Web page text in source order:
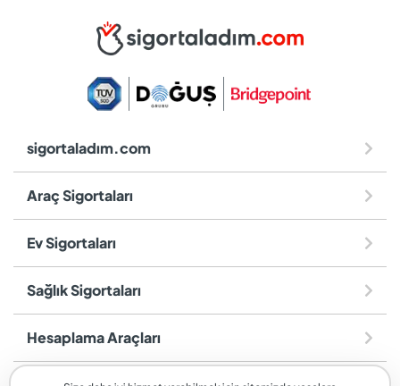
sigortaladım.com
Araç Sigortaları
Ev Sigortaları
Sağlık Sigortaları
Hesaplama Araçları